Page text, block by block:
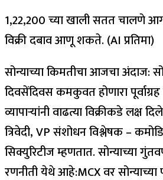
₹1,22,200 च्या खाली सतत चालणे
विक्री दबाव आणू शकते. (AI प्रतिमा)
सोन्याच्या किमतीचा आजचा अंदाज:
दिवसेंदिवस कमकुवत होणारा
व्यापाऱ्यांनी वाढत्या विक्रीकडे लक्ष
त्रिवेदी, VP संशोधन विश्लेषक –
सिक्युरिटीज म्हणतात. सोन्याच्या
रणनीती येथे आहे:MCX वर सोन्याच्या